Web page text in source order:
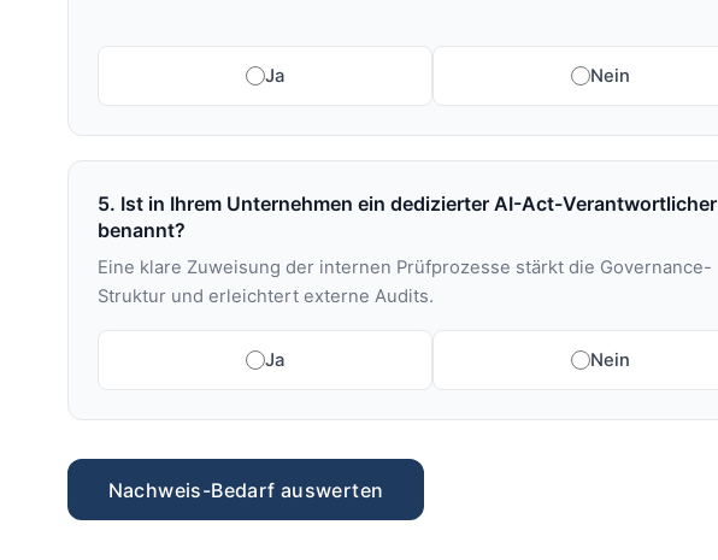
Ja Nein
5. Ist in Ihrem Unternehmen ein dedizierter AI-Act-Verantwortlicher
benannt?
Eine klare Zuweisung der internen Prüfprozesse stärkt die Governance-
Struktur und erleichtert externe Audits.
Ja Nein
Nachweis-Bedarf auswerten